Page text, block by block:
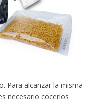
Para alcanzar la misma
necesario cocerlos